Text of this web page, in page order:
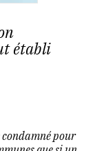
établi
pour